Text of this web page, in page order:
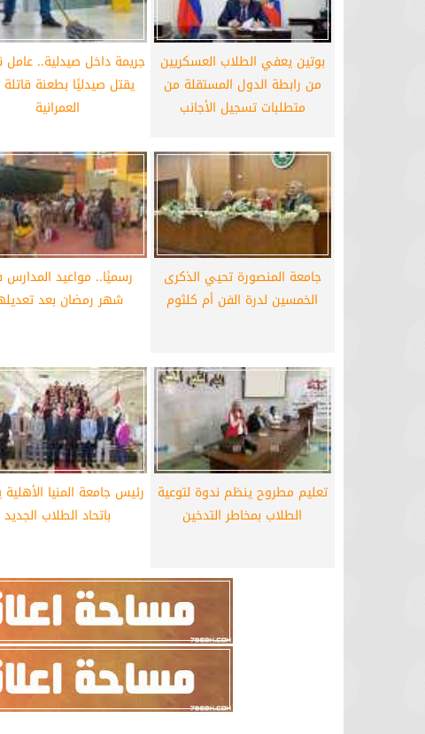
بوتين يعفي الطلاب العسكريين
من رابطة الدول المستقلة من
متطلبات تسجيل الأجانب
جريمة داخل صيدلية.. عامل
يقتل صيدليًا بطعنة
العمرانية
جامعة المنصورة تحيي الذكرى
الخمسين لدرة الفن أم كلثوم
رسميًا.. مواعيد
شهر رمضان بعد
تعليم مطروح ينظم ندوة لتوعية
الطلاب بمخاطر التدخين
رئيس جامعة المنيا
باتحاد الطلاب الجديد
برشلونة يستعيد سلاحا مهما بعد صدمة
موعد سفر بعثة